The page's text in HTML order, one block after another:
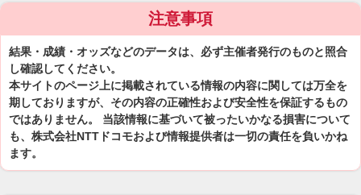
注意事項
結果・成績・オッズなどのデータは、必ず主催者発行のものと照合
し確認してください。
本サイトのページ上に掲載されている情報の内容に関しては万全を
期しておりますが、その内容の正確性および安全性を保証するもの
ではありません。 当該情報に基づいて被ったいかなる損害について
も、株式会社NTTドコモおよび情報提供者は一切の責任を負いかね
ます。